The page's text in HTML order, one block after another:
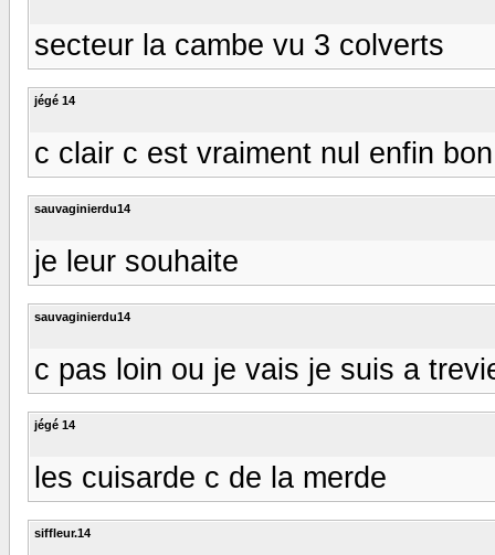
secteur la cambe vu 3 colverts
jégé 14
c clair c est vraiment nul enfin
sauvaginierdu14
je leur souhaite
sauvaginierdu14
c pas loin ou je vais je suis a
jégé 14
les cuisarde c de la merde
siffleur.14